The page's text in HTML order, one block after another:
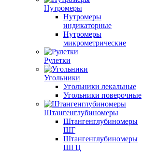
Нутромеры
Нутромеры
индикаторные
Нутромеры
микрометрические
Рулетки
Угольники
Угольники лекальные
Угольники поверочные
Штангенглубиномеры
Штангенглубиномеры
ШГ
Штангенглубиномеры
ШГЦ